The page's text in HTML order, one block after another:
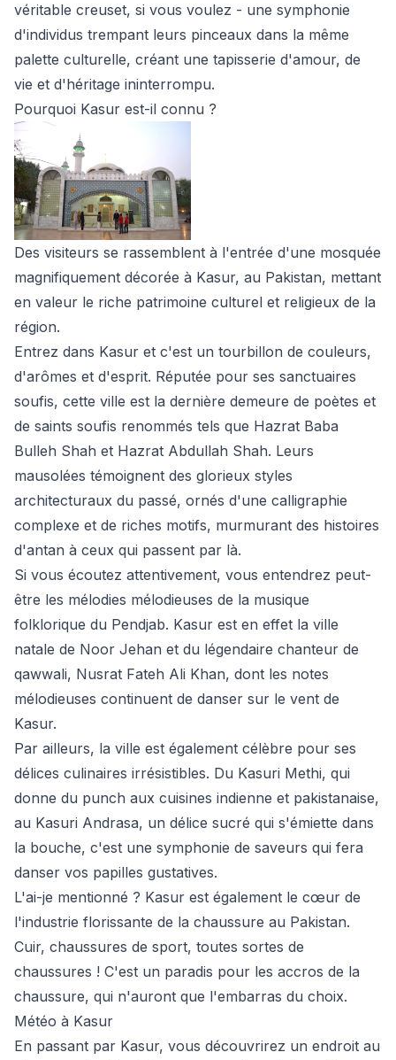
véritable creuset, si vous voulez - une symphonie
d'individus trempant leurs pinceaux dans la même
palette culturelle, créant une tapisserie d'amour, de
vie et d'héritage ininterrompu.
Pourquoi Kasur est-il connu ?
Des visiteurs se rassemblent à l'entrée d'une mosquée
magnifiquement décorée à Kasur, au Pakistan, mettant
en valeur le riche patrimoine culturel et religieux de la
région.
Entrez dans Kasur et c'est un tourbillon de couleurs,
d'arômes et d'esprit. Réputée pour ses sanctuaires
soufis, cette ville est la dernière demeure de poètes et
de saints soufis renommés tels que Hazrat Baba
Bulleh Shah et Hazrat Abdullah Shah. Leurs
mausolées témoignent des glorieux styles
architecturaux du passé, ornés d'une calligraphie
complexe et de riches motifs, murmurant des histoires
d'antan à ceux qui passent par là.
Si vous écoutez attentivement, vous entendrez peut-
être les mélodies mélodieuses de la musique
folklorique du Pendjab. Kasur est en effet la ville
natale de Noor Jehan et du légendaire chanteur de
qawwali, Nusrat Fateh Ali Khan, dont les notes
mélodieuses continuent de danser sur le vent de
Kasur.
Par ailleurs, la ville est également célèbre pour ses
délices culinaires irrésistibles. Du Kasuri Methi, qui
donne du punch aux cuisines indienne et pakistanaise,
au Kasuri Andrasa, un délice sucré qui s'émiette dans
la bouche, c'est une symphonie de saveurs qui fera
danser vos papilles gustatives.
L'ai-je mentionné ? Kasur est également le cœur de
l'industrie florissante de la chaussure au Pakistan.
Cuir, chaussures de sport, toutes sortes de
chaussures ! C'est un paradis pour les accros de la
chaussure, qui n'auront que l'embarras du choix.
Météo à Kasur
En passant par Kasur, vous découvrirez un endroit au